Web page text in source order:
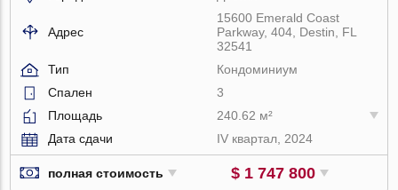
Адрес
15600 Emerald Coast
Parkway, 404, Destin, FL
32541
Тип
Кондоминиум
Спален
3
Площадь
240.62 м²
Дата сдачи
IV квартал, 2024
полная стоимость $ 1 747 800